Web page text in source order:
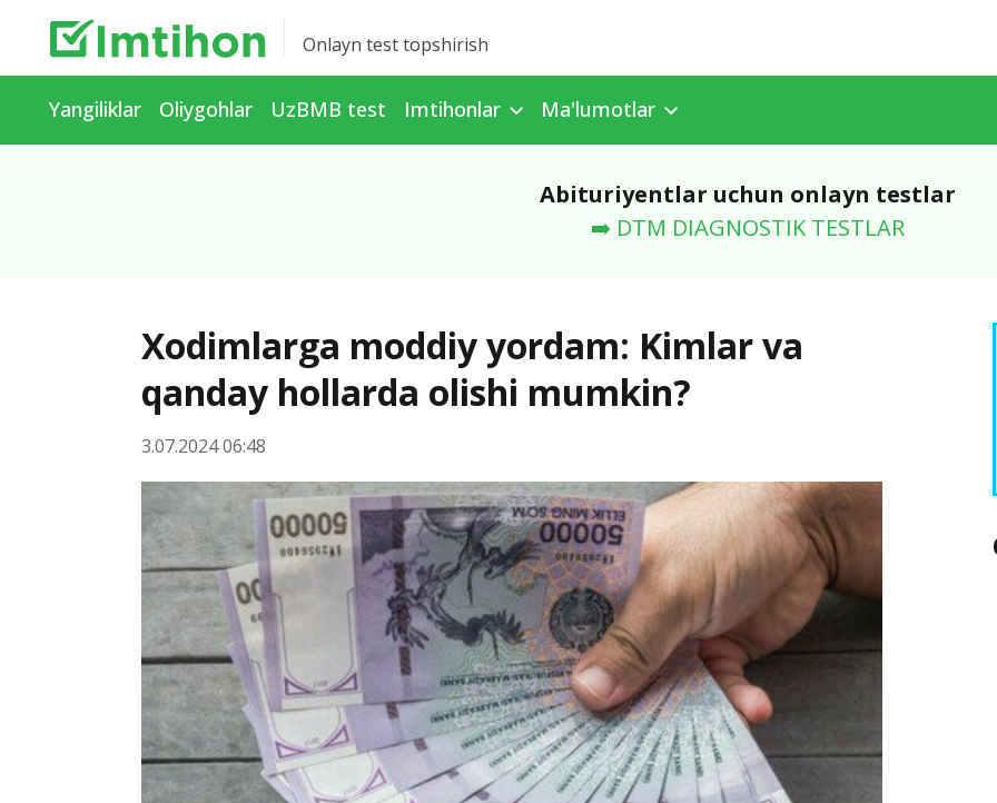
Onlayn test topshirish
Yangiliklar Oliygohlar UzBMB test Imtihonlar Ma'lumotlar
Abituriyentlar uchun onlayn testlar
➡️ DTM DIAGNOSTIK TESTLAR
Xodimlarga moddiy yordam: Kimlar va
qanday hollarda olishi mumkin?
3.07.2024 06:48